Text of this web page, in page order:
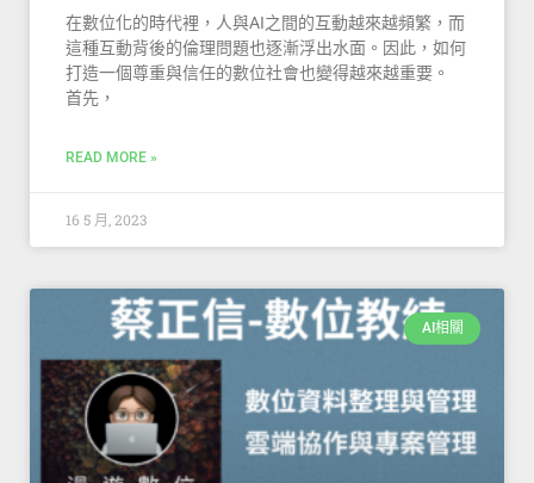
在數位化的時代裡，人與AI之間的互動越來越頻繁，而
這種互動背後的倫理問題也逐漸浮出水面。因此，如何
打造一個尊重與信任的數位社會也變得越來越重要。
首先，
READ MORE »
16 5 月, 2023
AI相關